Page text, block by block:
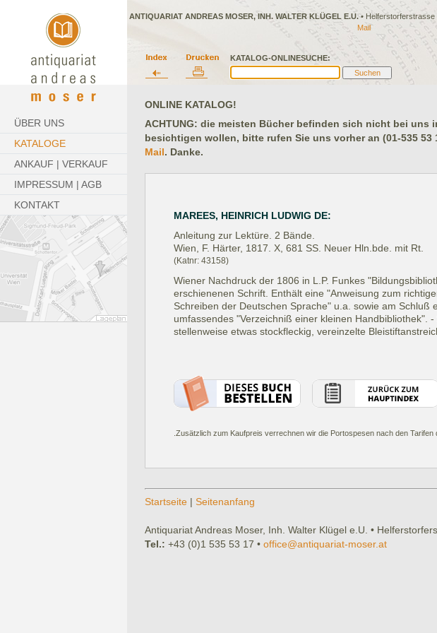
KATALOG-ONLINESUCHE:
ANTIQUARIAT ANDREAS MOSER, INH. WALTER KLÜGEL E.U.• Helferstorferstrasse
Mail
ÜBER UNS
KATALOGE
ANKAUF | VERKAUF
IMPRESSUM | AGB
KONTAKT
ONLINE KATALOG!
ACHTUNG: die meisten Bücher befinden sich nicht bei uns
besichtigen wollen, bitte rufen Sie uns vorher an (01-535 53
Mail. Danke.
MAREES, HEINRICH LUDWIG DE:
Anleitung zur Lektüre. 2 Bände.
Wien, F. Härter, 1817.
X, 681 SS. Neuer Hln.bde. mit Rt.
(Katnr: 43158)
Wiener Nachdruck der 1806 in L.P. Funkes
erschienenen Schrift. Enthält eine "Anweisung zum
Schreiben der Deutschen Sprache" u.a. sowie am Schluß
umfassendes "Verzeichniß einer kleinen Handbibliothek". -
stellenweise etwas stockfleckig, vereinzelte
.Zusätzlich zum Kaufpreis verrechnen wir die Portospesen nach den Tarifen
Startseite | Seitenanfang
Antiquariat Andreas Moser, Inh. Walter Klügel e.U. •
Tel.: +43 (0)1 535 53 17 • office@antiquariat-moser.at